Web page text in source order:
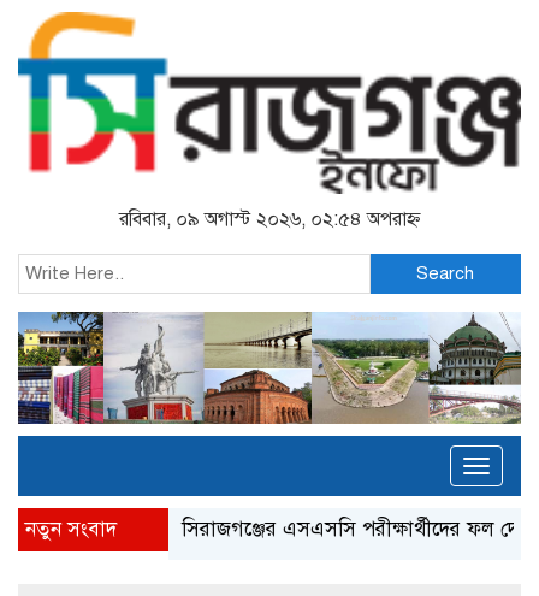
রবিবার, ০৯ অগাস্ট ২০২৬, ০২:৫৪ অপরাহ্ন
Search
নতুন সংবাদ সিরাজগঞ্জের এসএসসি পরীক্ষার্থীদের ফল